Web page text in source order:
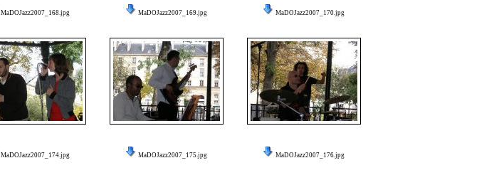
MaDOJazz2007_168.jpg MaDOJazz2007_169.jpg MaDOJazz2007_170.jpg
MaDOJazz2007_174.jpg MaDOJazz2007_175.jpg MaDOJazz2007_176.jpg